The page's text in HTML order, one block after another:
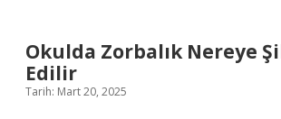
Okulda Zorbalık Nereye
Edilir
Tarih: Mart 20, 2025